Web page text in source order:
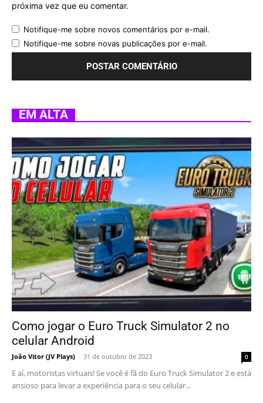
próxima vez que eu comentar.
Notifique-me sobre novos comentários por e-mail.
Notifique-me sobre novas publicações por e-mail.
EM ALTA
Como jogar o Euro Truck Simulator 2 no
celular Android
João Vitor (JV Plays) - 31 de outubro de 2023 0
E aí, motoristas virtuais! Se você é fã do Euro Truck Simulator 2 e está
ansioso para levar a experiência para o seu celular...